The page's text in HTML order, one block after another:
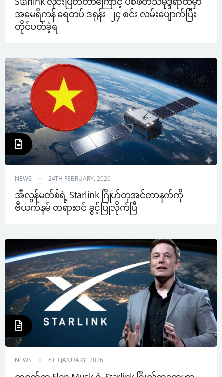
အမေရိကန် ရေတပ် ဒရုန်း  ၂၄ စင်း လမ်းပျောက်ပြီး
တိုင်ပတ်ခဲ့ရ
NEWS 24TH FEBRUARY, 2026
အီလွန်မတ်စ်ရဲ့ Starlink ဂြိုဟ်တုအင်တာနက်ကို
ဗီယက်နမ် တရားဝင် ခွင့်ပြုလိုက်ပြီ
NEWS 6TH JANUARY, 2026